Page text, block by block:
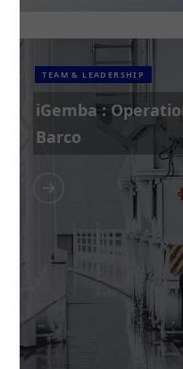
TEAM & LEADERSHIP
iGemba :
Barco